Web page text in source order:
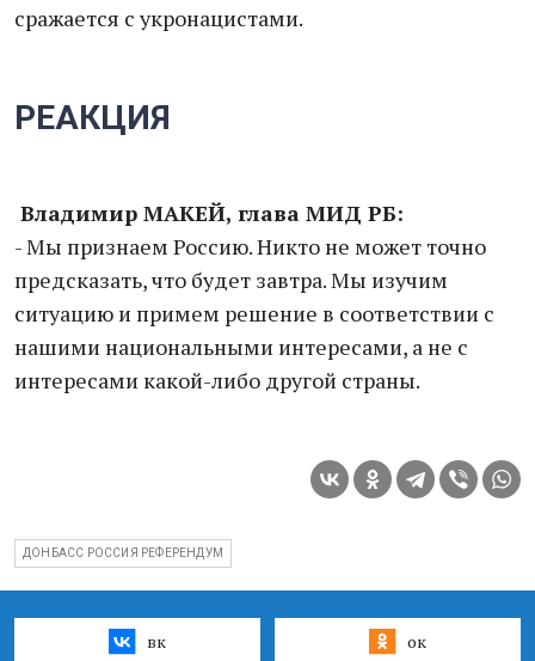
сражается с укронацистами.
РЕАКЦИЯ
Владимир МАКЕЙ, глава МИД РБ:
- Мы признаем Россию. Никто не может точно
предсказать, что будет завтра. Мы изучим
ситуацию и примем решение в соответствии с
нашими национальными интересами, а не с
интересами какой-либо другой страны.
ДОНБАСС РОССИЯ РЕФЕРЕНДУМ
вк ок